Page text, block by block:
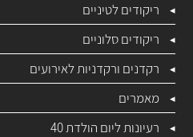
ריקודים לטיניים
ריקודים סלוניים
רקדנים ורקדניות לאירועים
מאמרים
רעיונות ליום הולדת 40